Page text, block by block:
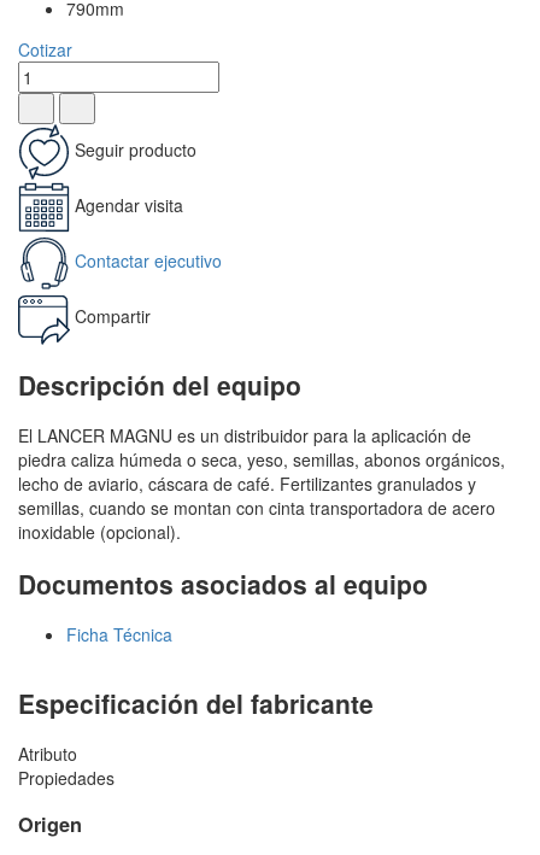
790mm
Cotizar
Seguir producto
Agendar visita
Contactar ejecutivo
Compartir
Descripción del equipo
El LANCER MAGNU es un distribuidor para la aplicación de
piedra caliza húmeda o seca, yeso, semillas, abonos orgánicos,
lecho de aviario, cáscara de café. Fertilizantes granulados y
semillas, cuando se montan con cinta transportadora de acero
inoxidable (opcional).
Documentos asociados al equipo
Ficha Técnica
Especificación del fabricante
Atributo
Propiedades
Origen